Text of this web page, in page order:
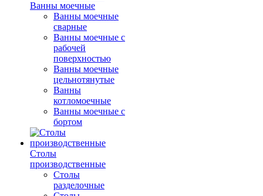
Ванны моечные
Ванны моечные
сварные
Ванны моечные с
рабочей
поверхностью
Ванны моечные
цельнотянутые
Ванны
котломоечные
Ванны моечные с
бортом
Столы
производственные
Столы
разделочные